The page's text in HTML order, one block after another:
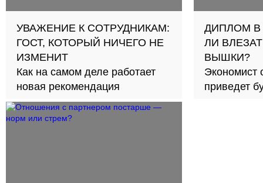
УВАЖЕНИЕ К СОТРУДНИКАМ:
ГОСТ, КОТОРЫЙ НИЧЕГО НЕ
ИЗМЕНИТ
Как на самом деле работает
новая рекомендация
ДИПЛОМ В
ЛИ
ВЫШКИ?
Экономист
приведет